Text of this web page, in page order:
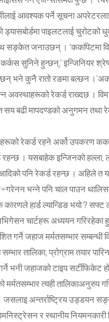
आवश्यक पर्ने सूचना
ड्यासबोर्डमा पाइलटलाई
सङ्केत जनाउछन् ।
सुनिने हुन्छन्,’ इन्जिनियर
भने कुनै रातो रङमा बल्छन
अवस्थाहरूको रेकर्ड राख्दछ ।
बढी मापदण्डको अनुगमन तथा
रेकर्ड रहने अर्को उपकरण
। यसबाहेक इन्जिनको हल्ला,
पनि रेकर्ड रहन्छ । अहिले
भन्ने पनि चाल पाउन
कारणले हार्ड ल्यान्डिङ भयो ?
चार्टहरू अध्ययन गरिरहेका
गर्ने जहाज मर्मतसम्भार
तालिका, प्रोग्राम तयार
भनी जहाजको टाइप
त्यही तालिकाअनुरुप
अन्तर्राष्ट्रिय उड्डयन
र स्थानीय